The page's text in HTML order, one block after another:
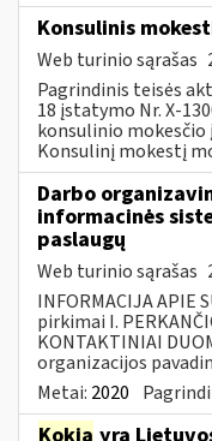
Konsulinis
Web turinio sąrašas
Pagrindinis teisės
18 įstatymo Nr. X-
konsulinio
Konsulinį mokestį
Darbo
informacinės
paslaugų
Web turinio sąrašas
INFORMACIJA APIE
pirkimai I.
KONTAKTINIAI
organizacijos
Metai: 2020
Kokia yra